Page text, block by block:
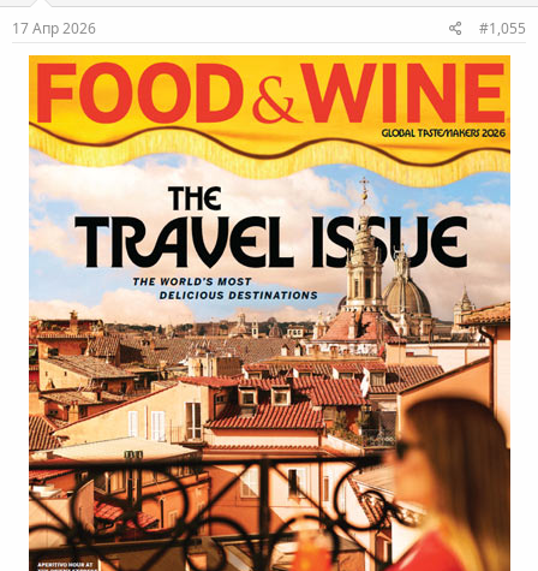
17 Апр 2026 #1,055